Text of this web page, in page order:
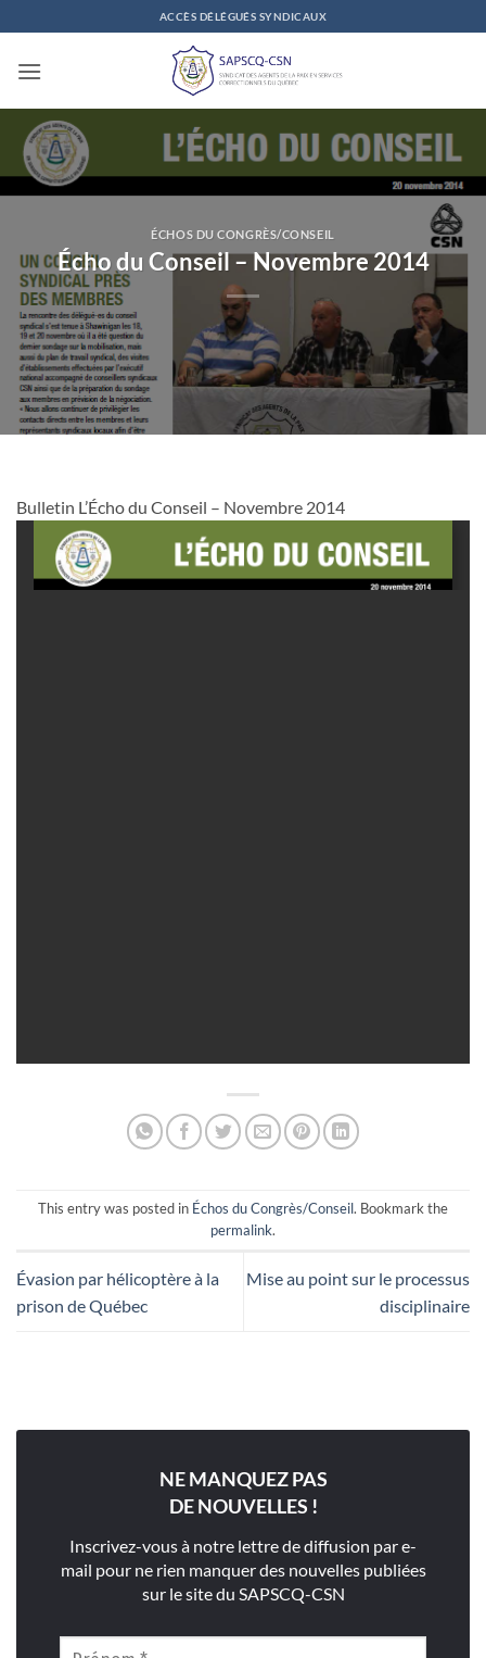
au
contenu
ACCÈS DÉLÉGUÉS SYNDICAUX
ÉCHOS DU CONGRÈS/CONSEIL
Écho du Conseil – Novembre 2014
Bulletin L’Écho du Conseil – Novembre 2014
This entry was posted in Échos du Congrès/Conseil. Bookmark the
permalink.
Évasion par hélicoptère à la
prison de Québec
Mise au point sur le processus
disciplinaire
NE MANQUEZ PAS
DE NOUVELLES !
Inscrivez-vous à notre lettre de diffusion par e-
mail pour ne rien manquer des nouvelles publiées
sur le site du SAPSCQ-CSN